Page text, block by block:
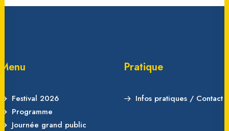
Menu
Festival 2026
Programme
Journée grand public
Pratique
Infos pratiques / Contact